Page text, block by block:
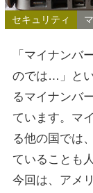
セキュリティ
「マイナンバ
のでは…」と
るマイナンバ
ています。マ
る他の国では
ていることも
今回は、アメ